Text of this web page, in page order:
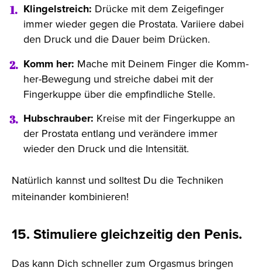
Klingelstreich: Drücke mit dem Zeigefinger
immer wieder gegen die Prostata. Variiere dabei
den Druck und die Dauer beim Drücken.
Komm her: Mache mit Deinem Finger die Komm-
her-Bewegung und streiche dabei mit der
Fingerkuppe über die empfindliche Stelle.
Hubschrauber: Kreise mit der Fingerkuppe an
der Prostata entlang und verändere immer
wieder den Druck und die Intensität.
Natürlich kannst und solltest Du die Techniken
miteinander kombinieren!
15. Stimuliere gleichzeitig den Penis.
Das kann Dich schneller zum Orgasmus bringen